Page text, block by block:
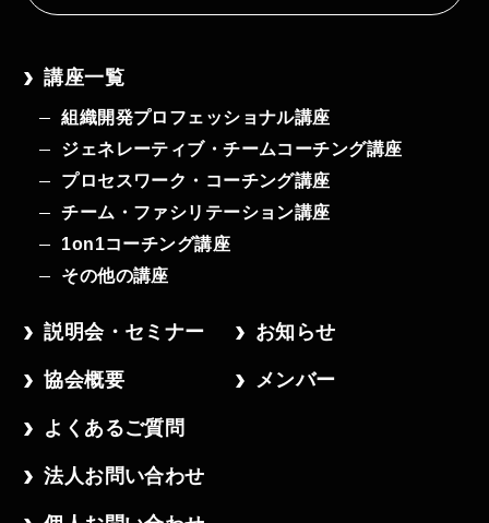
講座一覧
組織開発プロフェッショナル講座
ジェネレーティブ・チームコーチング講座
プロセスワーク・コーチング講座
チーム・ファシリテーション講座
1on1コーチング講座
その他の講座
説明会・セミナー お知らせ
協会概要 メンバー
よくあるご質問
法人お問い合わせ